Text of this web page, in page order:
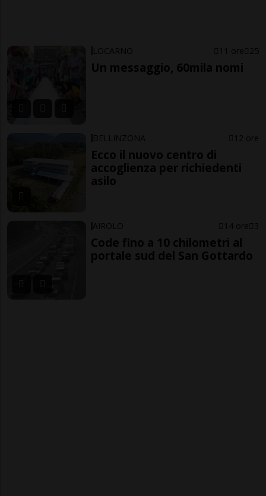
LOCARNO 11 ore 25
Un messaggio, 60mila nomi
BELLINZONA 12 ore
Ecco il nuovo centro di
accoglienza per richiedenti
asilo
AIROLO 14 ore 3
Code fino a 10 chilometri al
portale sud del San Gottardo